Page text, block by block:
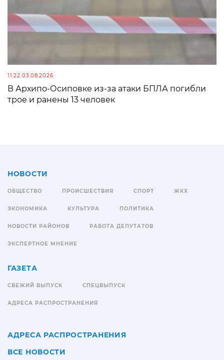
11:22 03.08.2026
В Архипо-Осиповке из-за атаки БПЛА погибли
трое и ранены 13 человек
НОВОСТИ
ОБЩЕСТВО ПРОИСШЕСТВИЯ СПОРТ ЖКХ
ЭКОНОМИКА КУЛЬТУРА ПОЛИТИКА
НОВОСТИ РАЙОНОВ РАБОТА ДЕПУТАТОВ
ЭКСПЕРТНОЕ МНЕНИЕ
ГАЗЕТА
СВЕЖИЙ ВЫПУСК СПЕЦВЫПУСК
АДРЕСА РАСПРОСТРАНЕНИЯ
АДРЕСА РАСПРОСТРАНЕНИЯ
ВСЕ НОВОСТИ